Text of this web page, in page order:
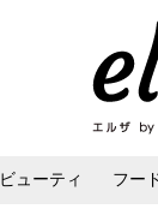
ビューティ フー